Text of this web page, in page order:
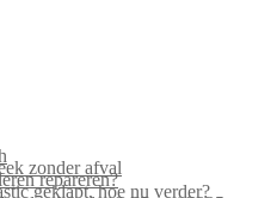
zonder afval
repareren?
geklapt, hoe nu verder?